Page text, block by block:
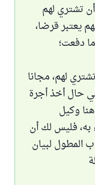
تشتري لهم
يعتبر قرضا،
دفعت؛
لهم، مجانا
حال أخذ أجرة
وكيل
به، فليس لك أن
المطول لبيان